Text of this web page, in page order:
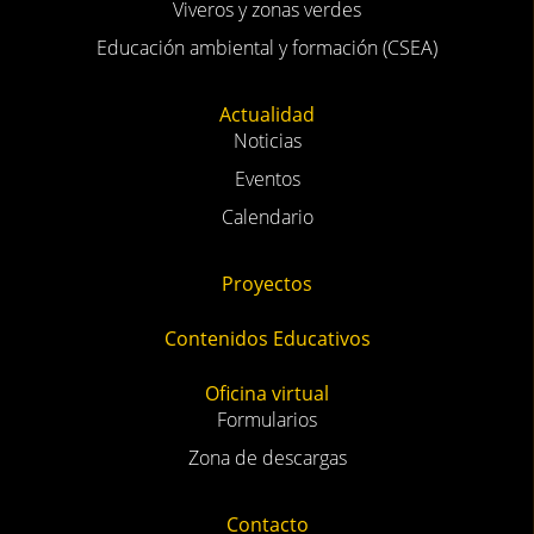
Viveros y zonas verdes
Educación ambiental y formación (CSEA)
Actualidad
Noticias
Eventos
Calendario
Proyectos
Contenidos Educativos
Oficina virtual
Formularios
Zona de descargas
Contacto